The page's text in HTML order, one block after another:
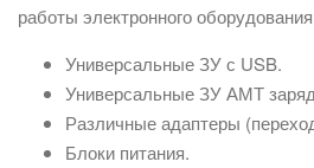
работы электронного
Универсальные ЗУ с USB.
Универсальные ЗУ АМТ
Различные адаптеры
Блоки питания.